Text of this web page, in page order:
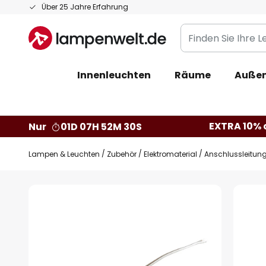
Über 25 Jahre Erfahrung
Zum
springen
Finden
Sie
Leuchte...
Innenleuchten Räume
Nur
01D 07H 52M 29S EXTRA
Lampen & Leuchten Zubehör Elektromaterial